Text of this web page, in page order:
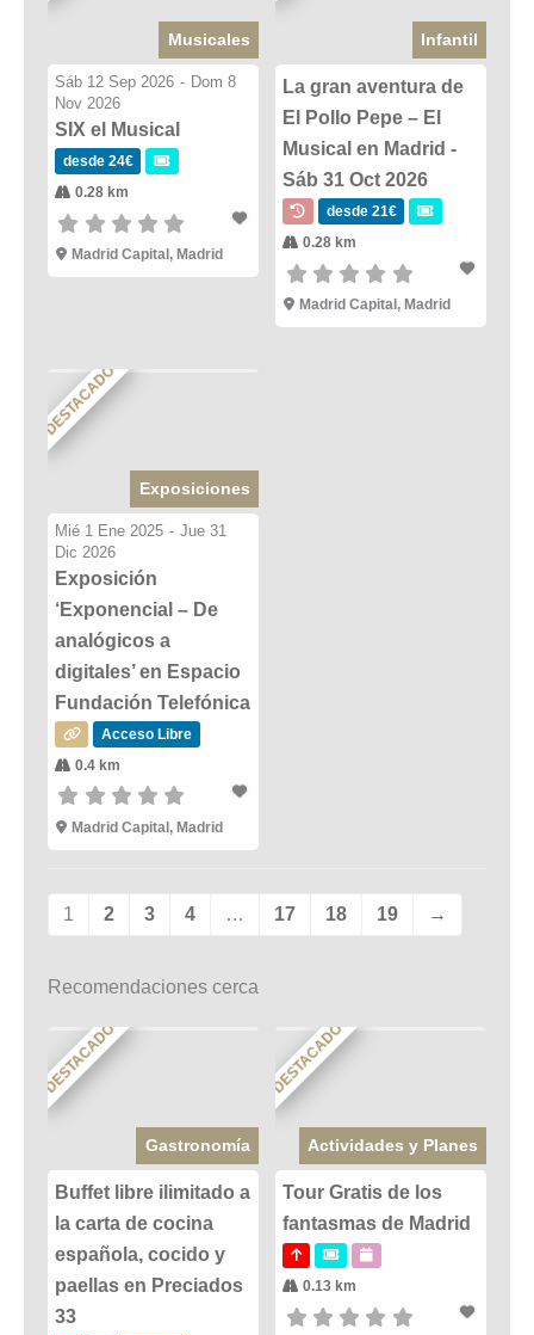
Musicales
Sáb 12 Sep 2026 - Dom 8
Nov 2026
SIX el Musical
desde 24€
0.28 km
Madrid Capital, Madrid
Infantil
La gran aventura de
El Pollo Pepe – El
Musical en Madrid -
Sáb 31 Oct 2026
desde 21€
0.28 km
Madrid Capital, Madrid
DESTACADO
Exposiciones
Mié 1 Ene 2025 - Jue 31
Dic 2026
Exposición
‘Exponencial – De
analógicos a
digitales’ en Espacio
Fundación Telefónica
Acceso Libre
0.4 km
Madrid Capital, Madrid
1 2 3 4 … 17 18 19 →
Recomendaciones cerca
DESTACADO
Gastronomía
Buffet libre ilimitado a
la carta de cocina
española, cocido y
paellas en Preciados
33
DESTACADO
Actividades y Planes
Tour Gratis de los
fantasmas de Madrid
0.13 km